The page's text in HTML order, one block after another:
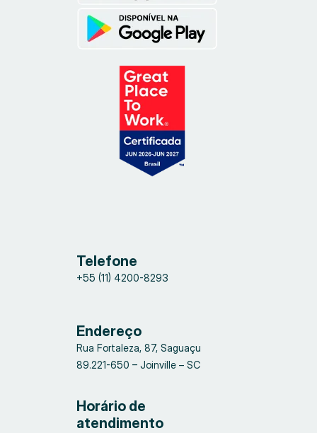
Telefone
+55 (11) 4200-8293
Endereço
Rua Fortaleza, 87, Saguaçu
89.221-650 – Joinville – SC
Horário de
atendimento